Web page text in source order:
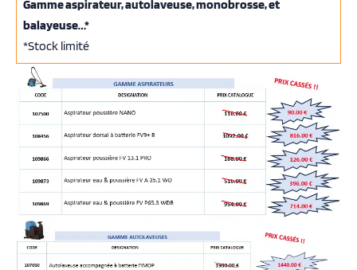
Gamme aspirateur, autolaveuse, monobrosse, et
balayeuse…*
*Stock limité